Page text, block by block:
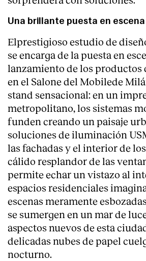
Servicios
Una brillante puesta en
Elprestigioso estudio de
se encarga de la puesta en
lanzamiento de los productos
en el Salone del Mobilede
stand sensacional: en un
metropolitano, los sistemas
funden creando un paisaje
soluciones de iluminación
las fachadas y el interior de
cálido resplandor de las
permite echar un vistazo al
espacios residenciales
escenas meramente
se sumergen en un mar de
aspectos nuevos de esta
delicadas nubes de papel
nocturno.